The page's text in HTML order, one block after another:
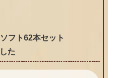
フト62本セット
た